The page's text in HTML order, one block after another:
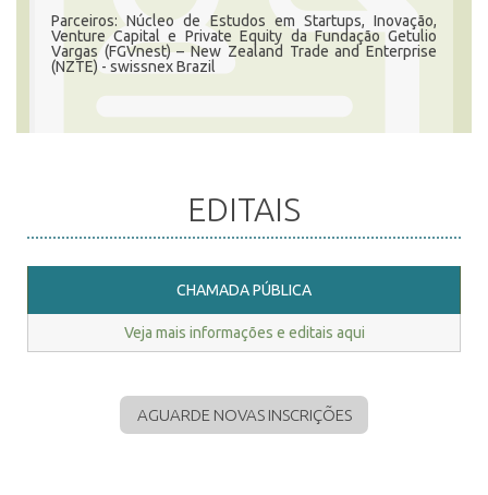
Parceiros: Núcleo de Estudos em Startups, Inovação,
Venture Capital e Private Equity da Fundação Getulio
Vargas (FGVnest) – New Zealand Trade and Enterprise
(NZTE) - swissnex Brazil
EDITAIS
CHAMADA PÚBLICA
Veja mais informações e editais aqui
AGUARDE NOVAS INSCRIÇÕES